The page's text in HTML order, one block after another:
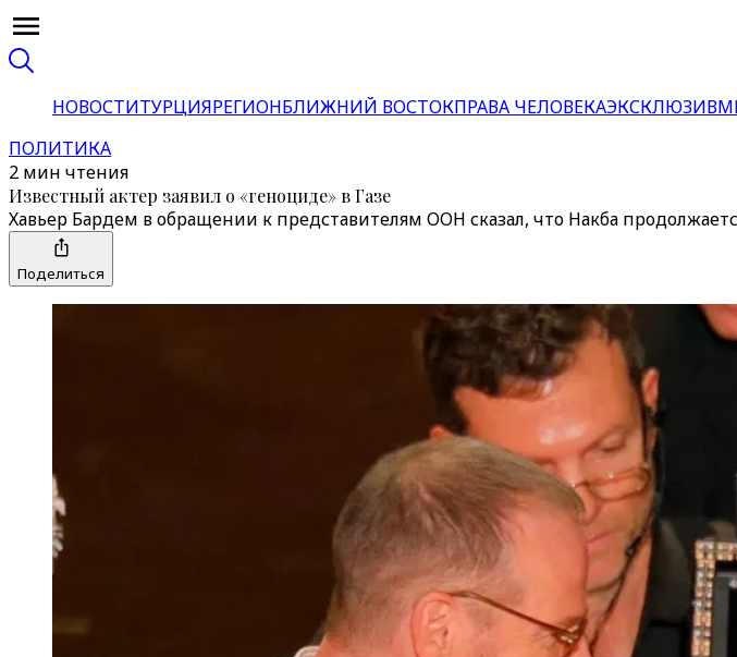
НОВОСТИТУРЦИЯРЕГИОНБЛИЖНИЙ ВОСТОКПРАВА ЧЕЛОВЕКАЭКСКЛЮЗИВ
ПОЛИТИКА
2 мин чтения
Известный актер заявил о «геноциде» в Газе
Хавьер Бардем в обращении к представителям ООН сказал, что Накба
Поделиться